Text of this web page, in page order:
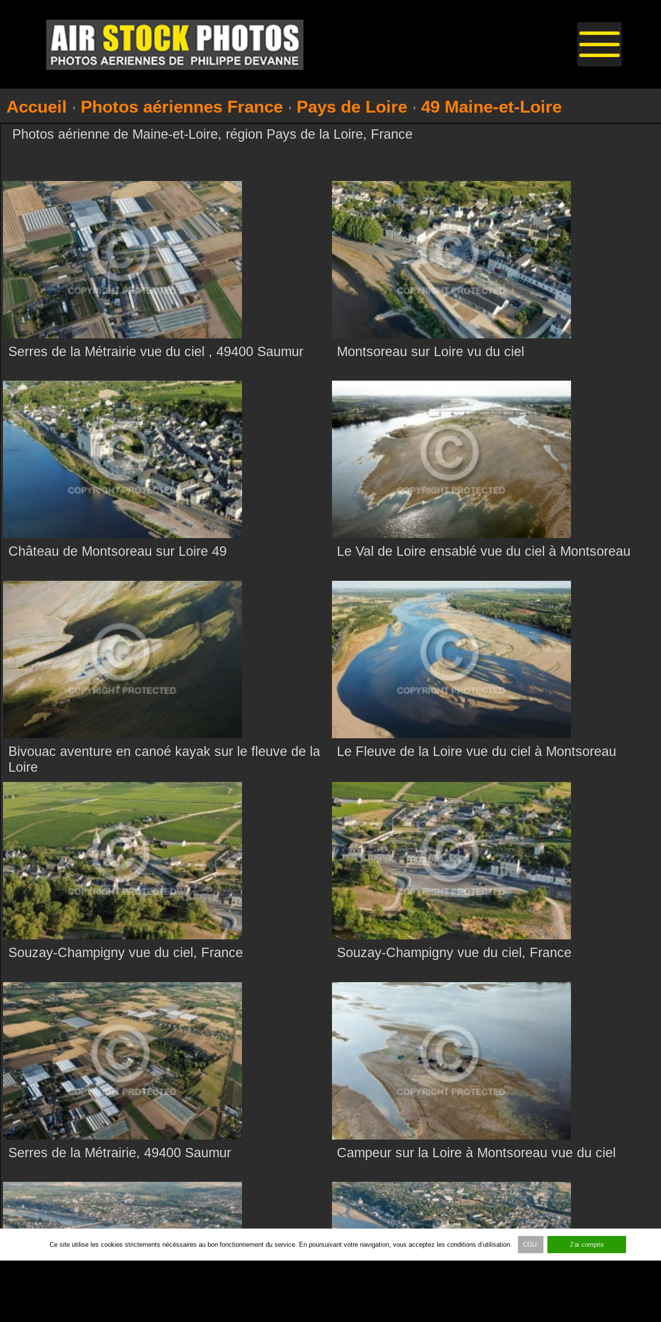
Accueil Photos aériennes France Pays de Loire 49 Maine-et-Loire
Photos aérienne de Maine-et-Loire, région Pays de la Loire, France
Serres de la Métrairie vue du ciel , 49400 Saumur Montsoreau sur Loire vu du ciel
Château de Montsoreau sur Loire 49 Le Val de Loire ensablé vue du ciel à Montsoreau
Bivouac aventure en canoé kayak sur le fleuve de la
Loire
Le Fleuve de la Loire vue du ciel à Montsoreau
Souzay-Champigny vue du ciel, France Souzay-Champigny vue du ciel, France
Serres de la Métrairie, 49400 Saumur Campeur sur la Loire à Montsoreau vue du ciel
Ce site utilise les cookies strictements nécéssaires au bon fonctionnement du service. En poursuivant votre navigation, vous acceptez les conditions d’utilisation. CGU J’ai compris